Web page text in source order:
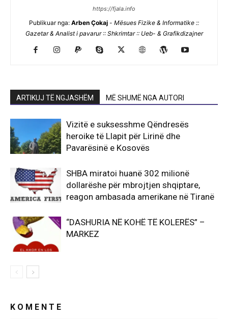
https://fjala.info
Publikuar nga: Arben Çokaj - Mësues Fizike & Informatike ::
Gazetar & Analist i pavarur :: Shkrimtar :: Ueb- & Grafikdizajner
ARTIKUJ TË NGJASHËM MË SHUMË NGA AUTORI
Vizitë e suksesshme Qëndresës
heroike të Llapit për Lirinë dhe
Pavarësinë e Kosovës
SHBA miratoi huanë 302 milionë
dollarëshe për mbrojtjen shqiptare,
reagon ambasada amerikane në Tiranë
“DASHURIA NË KOHË TË KOLERËS” –
MARKEZ
K O M E N T E